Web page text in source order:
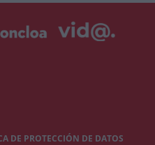
DE PROTECCIÓN DE DATOS